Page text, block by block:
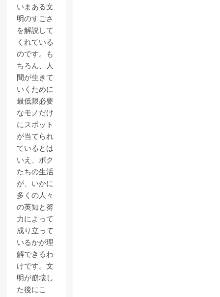
いまある文
明のすごさ
を解説して
くれている
のです。も
ちろん、人
間が生きて
いくために
最低限必要
なモノだけ
にスポット
が当てられ
ているとは
いえ、ボク
たちの生活
が、いかに
多くの人々
の英知と努
力によって
成り立って
いるかが理
解できるわ
けです。文
明が崩壊し
た後にこ